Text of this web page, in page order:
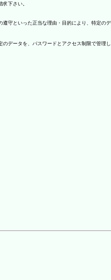
下さい。
といった正当な理由・目的により、特定
ータを、パスワードとアクセス制限で管理